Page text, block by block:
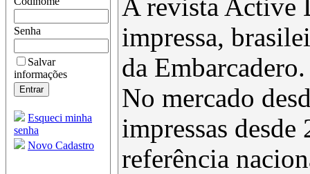
Senha
Salvar
informações
Esqueci minha
senha
Novo Cadastro
A revista Active
impressa,
da Embarcadero.
No mercado
impressas
referência